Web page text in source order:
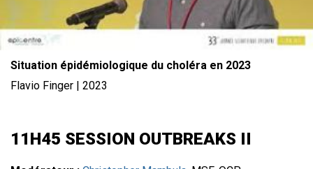
Situation épidémiologique du choléra en 2023
Flavio Finger | 2023
11H45 SESSION OUTBREAKS II